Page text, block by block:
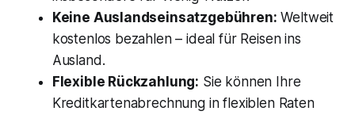
Keine Auslandseinsatzgebühren: Weltweit
kostenlos bezahlen – ideal für Reisen ins
Ausland.
Flexible Rückzahlung: Sie können Ihre
Kreditkartenabrechnung in flexiblen Raten